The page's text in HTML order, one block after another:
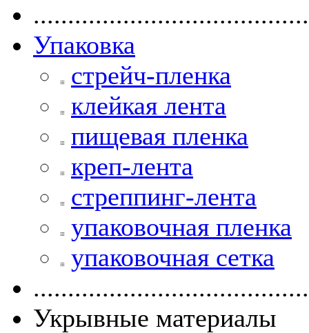
Упаковка
стрейч-пленка
клейкая лента
пищевая пленка
креп-лента
стреппинг-лента
упаковочная пленка
упаковочная сетка
Укрывные материалы